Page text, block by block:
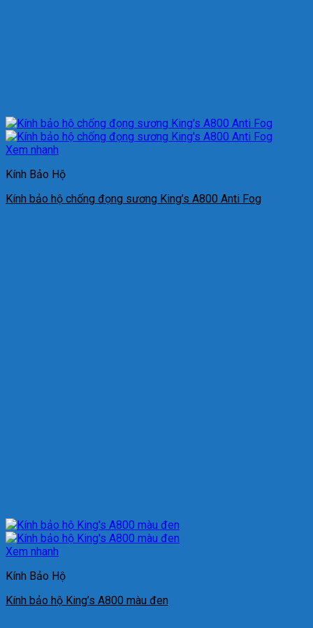
Xem nhanh
Kính Bảo Hộ
Kính bảo hộ chống đọng sương King’s A800 Anti Fog
Xem nhanh
Kính Bảo Hộ
Kính bảo hộ King’s A800 màu đen